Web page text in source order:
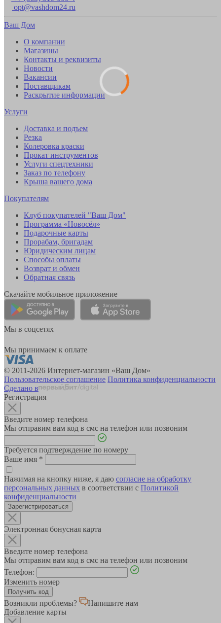
opt@vashdom24.ru
Ваш Дом
О компании
Магазины
Контакты и реквизиты
Новости
Вакансии
Поставщикам
Раскрытие информации
Услуги
Доставка и подъем
Резка
Колеровка краски
Прокат инструментов
Услуги спецтехники
Заказ по телефону
Крыша вашего дома
Покупателям
Клуб покупателей "Ваш Дом"
Программа «Новосёл»
Подарочные карты
Прорабам, бригадам
Юридическим лицам
Способы оплаты
Возврат и обмен
Обратная связь
Скачайте мобильное приложение
Мы в соцсетях
Мы принимаем к оплате
© 2011-2026 Интернет-магазин «Ваш Дом»
Пользовательское соглашение Политика конфиденциальности
Сделано в
Регистрация
Введите номер телефона
Мы отправим вам код в смс на телефон или позвоним
Требуется подтверждение по номеру
Ваше имя *
Нажимая на кнопку ниже, я даю согласие на обработку
персональных данных в соответствии с Политикой
конфиденциальности
Зарегистрироваться
Электронная бонусная карта
Введите номер телефона
Мы отправим вам код в смс на телефон или позвоним
Телефон:
Изменить номер
Возникли проблемы?
Напишите нам
Добавление карты